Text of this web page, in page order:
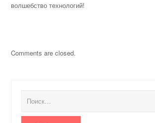
волшебство технологий!
Comments are closed.